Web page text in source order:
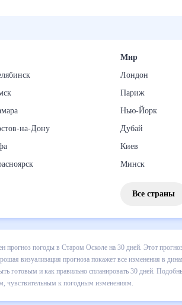
на-Дону
Мир
Лондон
Париж
Нью-Йорк
Дубай
Киев
Минск
Все страны
прогноз погоды в Старом
температуре , выпадении осадков т.д.
в Старом Осколе в ближайший месяц, к
прогноз погоды в Старом Осколе,